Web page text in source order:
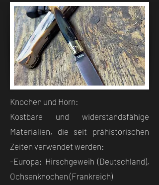
Knochen und Horn:
Kostbare und widerstandsfähige
Materialien, die seit prähistorischen
Zeiten verwendet werden:
-Europa: Hirschgeweih (Deutschland),
Ochsenknochen (Frankreich)